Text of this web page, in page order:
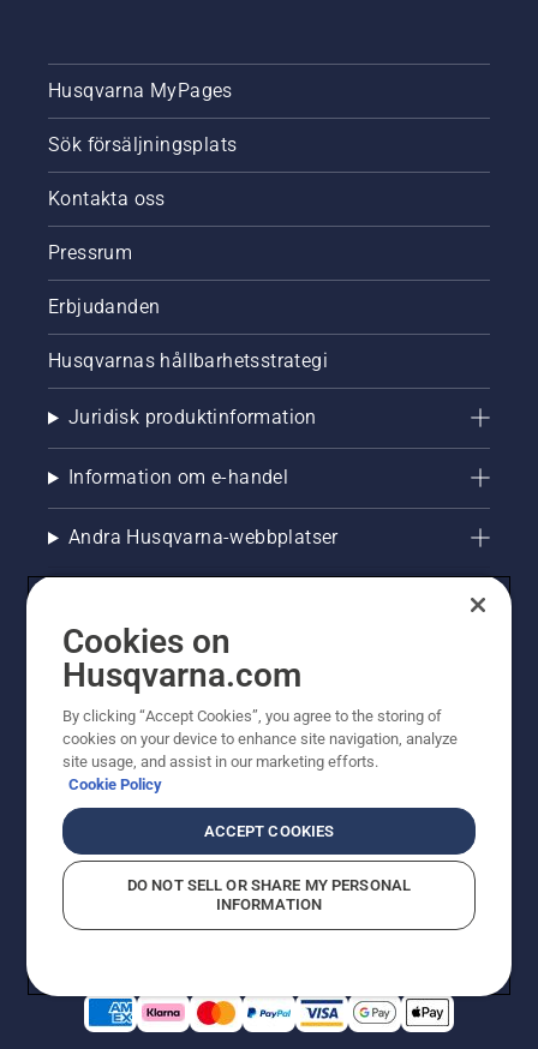
Husqvarna MyPages
Sök försäljningsplats
Kontakta oss
Pressrum
Erbjudanden
Husqvarnas hållbarhetsstrategi
Juridisk produktinformation
Information om e-handel
Andra Husqvarna-webbplatser
© Husqvarna AB (publ). All rights reserved. Priserna
som visas är rekommenderade cirkapriser. Alla angivna
priser är rekommenderade försäljningspriser (inkl.
moms) om inte produkten är tillgänglig för direkt köp.
CookiepolicyAnvändningsvillkor Sekretessmeddelande
Företagsinformation
Cookies on
Husqvarna.com
By clicking “Accept Cookies”, you agree to the storing of
cookies on your device to enhance site navigation, analyze
site usage, and assist in our marketing efforts.
Cookie Policy
ACCEPT COOKIES
DO NOT SELL OR SHARE MY PERSONAL
INFORMATION